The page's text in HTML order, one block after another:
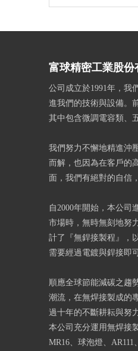
富球精密工業股份
公司成立於1991年，我
進我們的技術與設備。
其中包含微調電容類、
我們努力不懈地精進沖
而解，也因為在客戶的
面，我們有絕對的自信
自2000年開始，本公司
市場時，無時無刻地努
計了『無銲接製程』，
需要經過電鍍與銲接即
順應全球節能減碳之趨
潮流，在無焊接製成的
過十年的不斷耕耘與努
本公司充分運用無焊接
MR16、球泡燈、